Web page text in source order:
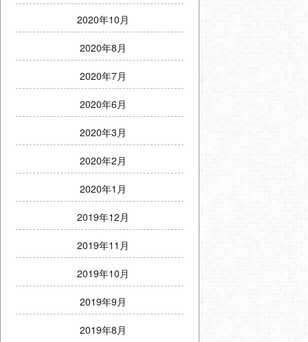
2020年10月
2020年8月
2020年7月
2020年6月
2020年3月
2020年2月
2020年1月
2019年12月
2019年11月
2019年10月
2019年9月
2019年8月